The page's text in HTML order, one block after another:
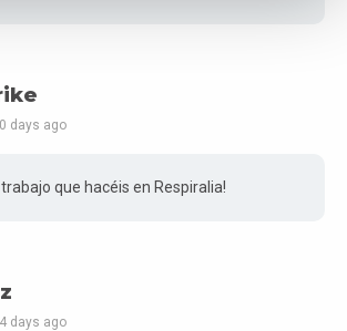
days ago
que hacéis en Respiralia!
days ago